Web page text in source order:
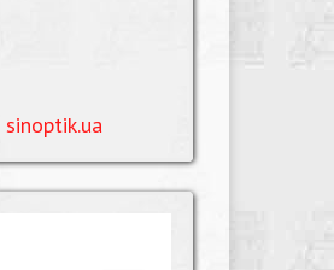
sinoptik.ua